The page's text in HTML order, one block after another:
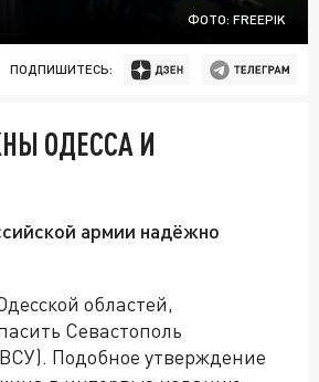
ФОТО: FREEPIK
ПОДПИШИТЕСЬ:
ОДЕССА И
армии надёжно
областей,
Севастополь
Подобное утверждение